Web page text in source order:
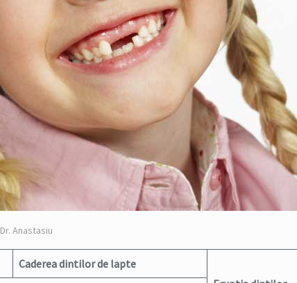
Dr. Anastasiu
Caderea dintilor de lapte